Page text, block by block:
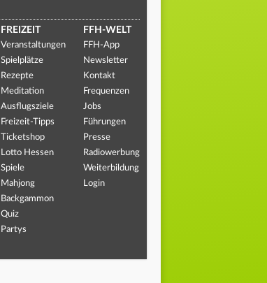
FREIZEIT
Veranstaltungen
Spielplätze
Rezepte
Meditation
Ausflugsziele
Freizeit-Tipps
Ticketshop
Lotto Hessen
Spiele
Mahjong
Backgammon
Quiz
Partys
FFH-WELT
FFH-App
Newsletter
Kontakt
Frequenzen
Jobs
Führungen
Presse
Radiowerbung
Weiterbildung
Login